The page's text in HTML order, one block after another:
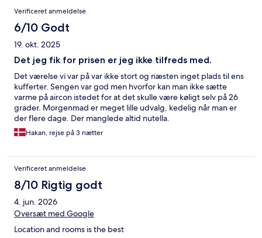
Verificeret anmeldelse
6/10 Godt
19. okt. 2025
Det jeg fik for prisen er jeg ikke tilfreds med.
Det værelse vi var på var ikke stort og næsten inget plads til ens
kufferter. Sengen var god men hvorfor kan man ikke sætte
varme på aircon istedet for at det skulle være køligt selv på 26
grader. Morgenmad er meget lille udvalg, kedelig når man er
der flere dage. Der manglede altid nutella.
Hakan, rejse på 3 nætter
Verificeret anmeldelse
8/10 Rigtig godt
4. jun. 2026
Oversæt med Google
Location and rooms is the best